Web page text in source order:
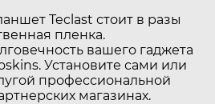
Teclast стоит в разы
пленка.
вашего гаджета
Установите сами или
профессиональной
магазинах.